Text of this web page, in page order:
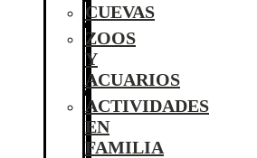
CUEVAS
ZOOS
Y
ACUARIOS
ACTIVIDADES
EN
FAMILIA